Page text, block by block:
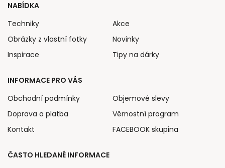
NABÍDKA
Techniky
Obrázky z vlastní fotky
Inspirace
Akce
Novinky
Tipy na dárky
INFORMACE PRO VÁS
Obchodní podmínky
Doprava a platba
Kontakt
Objemové slevy
Věrnostní program
FACEBOOK skupina
ČASTO HLEDANÉ INFORMACE